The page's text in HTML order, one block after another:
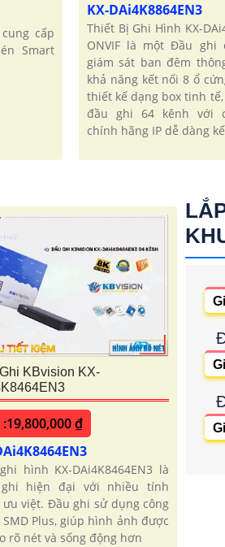
cấp
Smart
KX-DAi4K8864EN3
Thiết Bị Ghi Hình KX-
ONVIF là một Đầu ghi
giám sát ban đêm
khả năng kết nối 8 ổ
thiết kế dạng box tinh
đầu ghi 64 kênh với
chính hãng IP dễ dàng
KBvision KX-
:19,800,000 ₫
hình KX-DAi4K8464EN3 là
hiện đại với nhiều tính
ưu việt. Đầu ghi sử dụng công
SMD Plus, giúp hình ảnh được
rõ nét và sống động hơn